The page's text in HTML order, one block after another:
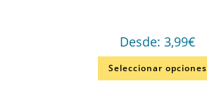
Desde: 3,99€
Seleccionar opciones